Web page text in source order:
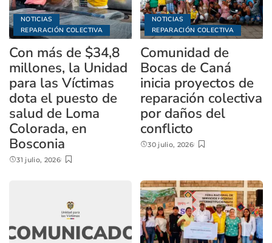
NOTICIAS
REPARACIÓN COLECTIVA
Con más de $34,8
millones, la Unidad
para las Víctimas
dota el puesto de
salud de Loma
Colorada, en
Bosconia
31 julio, 2026
NOTICIAS
REPARACIÓN COLECTIVA
Comunidad de
Bocas de Caná
inicia proyectos de
reparación colectiva
por daños del
conflicto
30 julio, 2026